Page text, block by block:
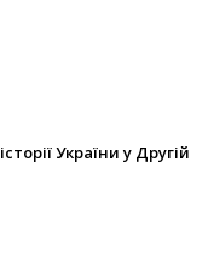
України у Другій